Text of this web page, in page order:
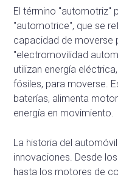
El término "automotriz"
"automotrice", que se
capacidad de moverse
"electromovilidad
utilizan energía
fósiles, para moverse.
baterías, alimenta
energía en movimiento.
La historia del
innovaciones. Desde
hasta los motores de